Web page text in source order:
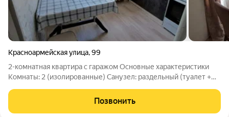
Красноармейская улица,99
2-комнатная квартира с гаражом Основные характеристики
Комнаты: 2 (изолированные) Санузел: раздельный (туалет +
Позвонить